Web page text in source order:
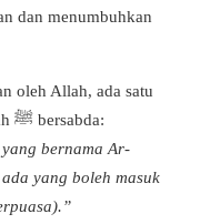
dan menumbuhkan
oleh Allah, ada satu
pintu yang sangat istimewa. Rasulullah ﷺ bersabda:
bernama Ar-
yang boleh masuk